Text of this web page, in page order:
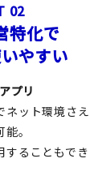
02
特化で
やすい
プリ
ネット環境さえ
。
することもでき